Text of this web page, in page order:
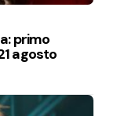
primo
agosto